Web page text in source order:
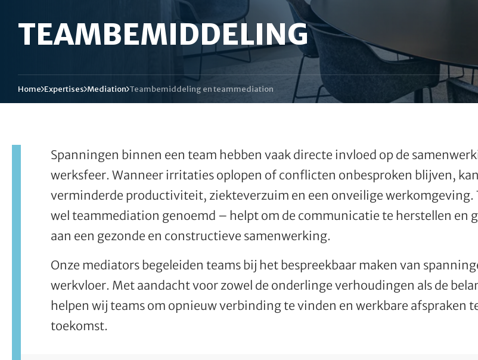
TEAMBEMIDDELING
Home Expertises Mediation Teambemiddeling en teammediation
Spanningen binnen een team hebben vaak directe invloed op de
werksfeer. Wanneer irritaties oplopen of conflicten onbesproken blijven,
verminderde productiviteit, ziekteverzuim en een onveilige
wel teammediation genoemd – helpt om de communicatie te herstellen en
aan een gezonde en constructieve samenwerking.
Onze mediators begeleiden teams bij het bespreekbaar maken van
werkvloer. Met aandacht voor zowel de onderlinge verhoudingen als de
helpen wij teams om opnieuw verbinding te vinden en werkbare afspraken
toekomst.